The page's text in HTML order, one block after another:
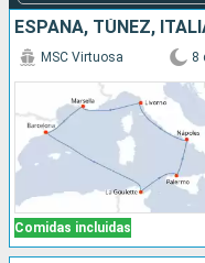
ESPAÑA, TÚNEZ,
Comidas incluidas
MSC Virtuosa 8